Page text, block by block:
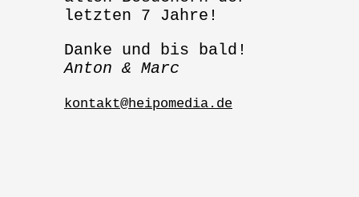
letzten 7 Jahre!
Danke und bis bald!
Anton & Marc
kontakt@heipomedia.de